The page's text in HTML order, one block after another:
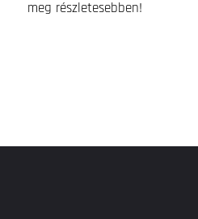
meg részletesebben!